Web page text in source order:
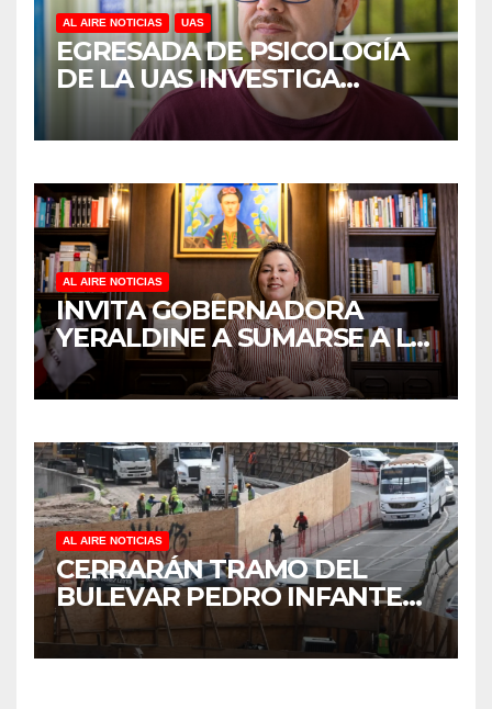
AL AIRE NOTICIAS UAS
EGRESADA DE PSICOLOGÍA
DE LA UAS INVESTIGA
DUELO ANTICIPADO Y
SOBRECARGA EN
MAYORES
AL AIRE NOTICIAS
INVITA GOBERNADORA
YERALDINE A SUMARSE A LA
JORNADA NACIONAL DE
REFORESTACIÓN;
DE ÁRBOLES
AL AIRE NOTICIAS
CERRARÁN TRAMO DEL
BULEVAR PEDRO INFANTE
PARA ACELERAR OBRAS
ANTES DEL REGRESO A